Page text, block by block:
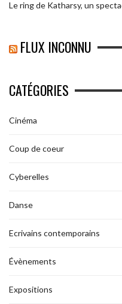
Le ring de Katharsy, un
FLUX INCONNU
CATÉGORIES
Cinéma
Coup de coeur
Cyberelles
Danse
Ecrivains contemporains
Évènements
Expositions